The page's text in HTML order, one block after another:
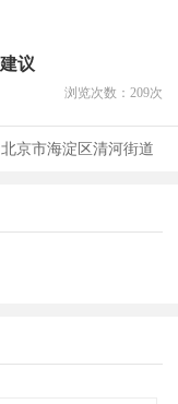
议
浏览次数： 209次
北京市海淀区清河街道